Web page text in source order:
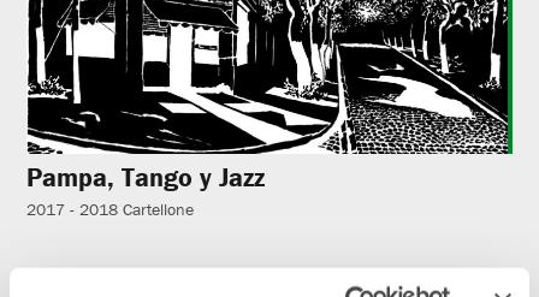
Pampa, Tango y Jazz
2017 - 2018 Cartellone